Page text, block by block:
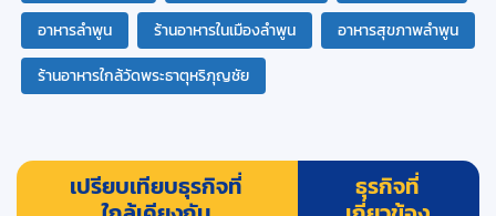
อาหารลำพูน
ร้านอาหารในเมืองลำพูน
อาหารสุขภาพลำพูน
ร้านอาหารใกล้วัดพระธาตุหริภุญชัย
เปรียบเทียบธุรกิจที่
ธุรกิจที่